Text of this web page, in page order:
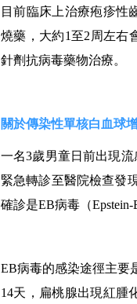
目前臨床上治療疱疹性
燒藥，大約1至2周左右
針劑抗病毒藥物治療。
關於傳染性單核白血球
一名3歲男童日前出現
緊急轉診至醫院檢查發
確診是EB病毒（Epstein-
EB病毒的感染途徑主要
14天，扁桃腺出現紅腫